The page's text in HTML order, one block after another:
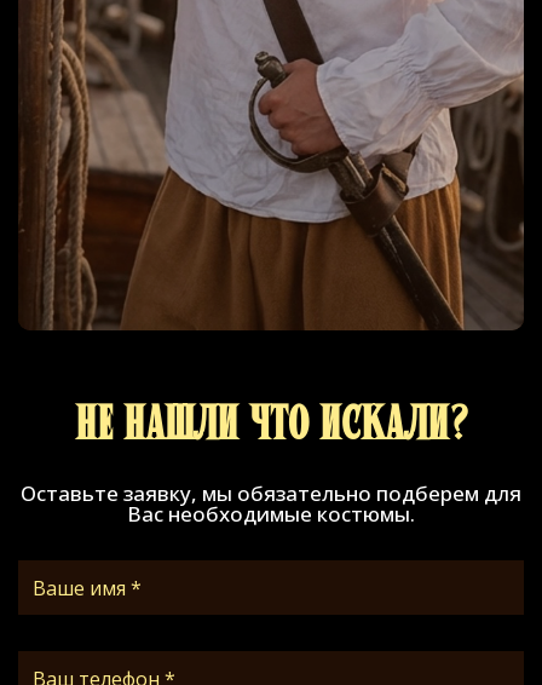
Не нашли что искали?
Оставьте заявку, мы обязательно подберем для
Вас необходимые костюмы.